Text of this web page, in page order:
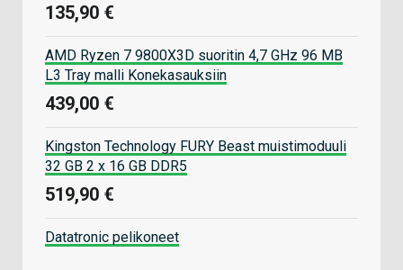
135,90 €
AMD Ryzen 7 9800X3D suoritin 4,7 GHz 96 MB
L3 Tray malli Konekasauksiin
439,00 €
Kingston Technology FURY Beast muistimoduuli
32 GB 2 x 16 GB DDR5
519,90 €
Datatronic pelikoneet